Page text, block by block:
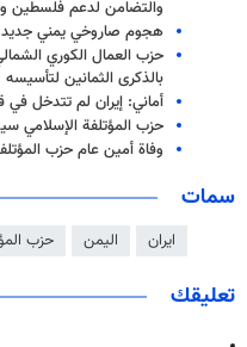
والتضامن لدعم فلسطين
هجوم صاروخي يمني جديد
حزب العمال الكوري
بالذكرى الثمانين لتأسيسه
أماني: إيران لم تتدخل في
حزب المؤتلفة
وفاة أمين عام حزب
سمات
ايران اليمن حزب
تعليقك